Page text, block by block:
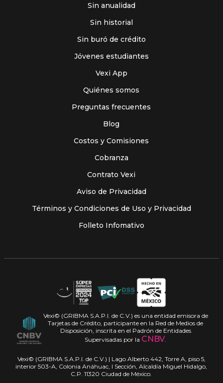
Sin anualidad
Sin historial
Sin buró de crédito
Jóvenes estudiantes
Vexi App
Quiénes somos
Preguntas frecuentes
Blog
Costos y Comisiones
Cobranza
Contrato Vexi
Aviso de Privacidad
Términos y Condiciones de Uso y Privacidad
Folleto Infomativo
Vexi© (GRIBMA S.A.P.I. de C.V.) | Lago Alberto 442, Torre A, piso 5,
interior 503-A, Colonia Anáhuac, I Sección, Alcaldía Miguel Hidalgo,
C.P. 11320 Ciudad de México.
Vexi© (GRIBMA S.A.P.I. de C.V.) es una entidad emisora de
Tarjetas de Crédito, participante en la Red de Medios de
Disposición, inscrita en el Padrón de Entidades
Supervisadas por la CNBV